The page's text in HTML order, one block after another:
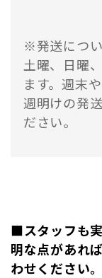
※発送につ
土曜、日曜
ます。週末
週明けの発
ださい。
■スタッフも
明な点があれ
わせください。